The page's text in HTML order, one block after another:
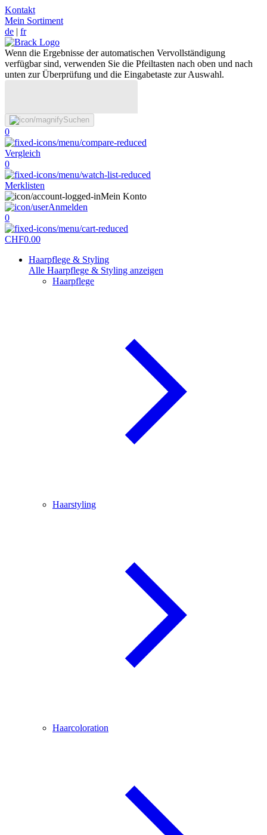
Kontakt
Mein Sortiment
de | fr
Wenn die Ergebnisse der automatischen Vervollständigung
verfügbar sind, verwenden Sie die Pfeiltasten nach oben und nach
unten zur Überprüfung und die Eingabetaste zur Auswahl.
Suchen
0
Vergleich
0
Merklisten
Mein Konto
Anmelden
0
CHF0.00
Haarpflege & Styling
Alle Haarpflege & Styling anzeigen
Haarpflege
Haarstyling
Haarcoloration